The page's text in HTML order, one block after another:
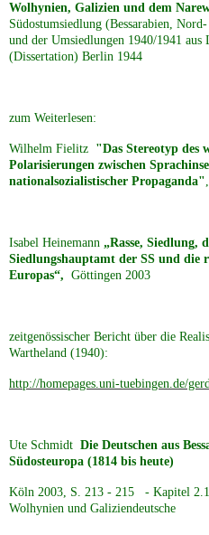
Wolhynien, Galizien und dem
Südostumsiedlung (Bessarabien,
und der Umsiedlungen 1940/1941
(Dissertation) Berlin 1944
zum Weiterlesen:
Wilhelm Fielitz "Das Stereotyp des
Polarisierungen zwischen
nationalsozialistischer Propaganda"
Isabel Heinemann „Rasse, Siedlung,
Siedlungshauptamt der SS und die
Europas“, Göttingen 2003
zeitgenössischer Bericht über die
Wartheland (1940):
http://homepages.uni-tuebingen.de/
Ute Schmidt Die Deutschen aus
Südosteuropa (1814 bis heute)
Köln 2003, S. 213 - 215 - Kapitel
Wolhynien und Galiziendeutsche